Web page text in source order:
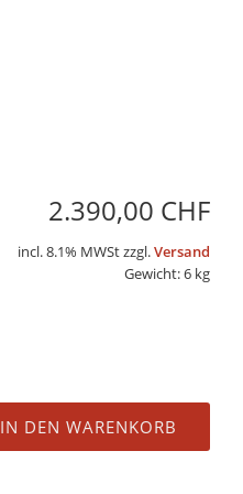
2.390,00 CHF
incl. 8.1% MWSt zzgl.Versand
Gewicht: 6 kg
IN DEN WARENKORB